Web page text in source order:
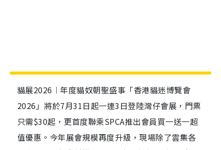
貓展2026︱年度貓奴朝聖盛事「香港貓迷博覽會
2026」將於7月31日起一連3日登陸灣仔會展，門票
只需$30起，更首度聯乘SPCA推出會員買一送一超
值優惠。今年展會規模再度升級，現場除了雲集各